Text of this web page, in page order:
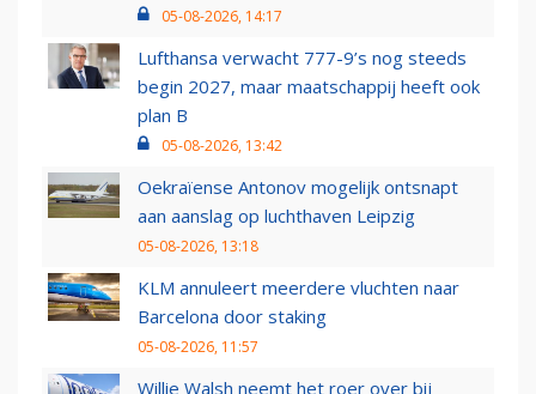
05-08-2026, 14:17
Lufthansa verwacht 777-9’s nog steeds
begin 2027, maar maatschappij heeft ook
plan B
05-08-2026, 13:42
Oekraïense Antonov mogelijk ontsnapt
aan aanslag op luchthaven Leipzig
05-08-2026, 13:18
KLM annuleert meerdere vluchten naar
Barcelona door staking
05-08-2026, 11:57
Willie Walsh neemt het roer over bij